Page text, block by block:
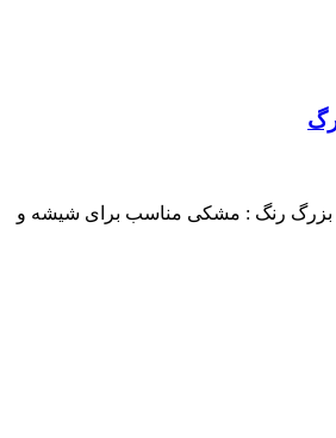
بزرگ رنگ : مشکی مناسب برای شیشه و